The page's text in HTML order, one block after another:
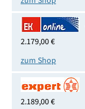
2.179,00 €
zum Shop
2.189,00 €